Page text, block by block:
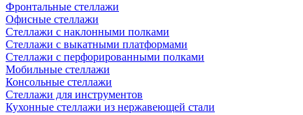
Фронтальные стеллажи
Офисные стеллажи
Стеллажи с наклонными полками
Стеллажи с выкатными платформами
Стеллажи с перфорированными полками
Мобильные стеллажи
Консольные стеллажи
Стеллажи для инструментов
Кухонные стеллажи из нержавеющей стали